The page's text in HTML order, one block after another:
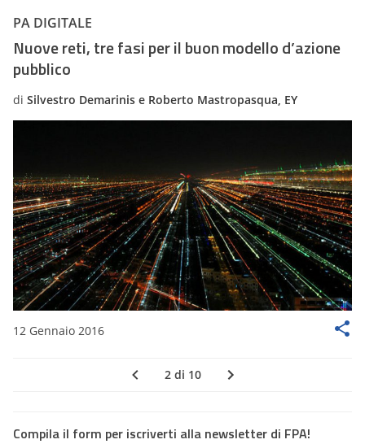
PA DIGITALE
Nuove reti, tre fasi per il buon modello d’azione
pubblico
di Silvestro Demarinis e Roberto Mastropasqua, EY
12 Gennaio 2016
2 di 10
Compila il form per iscriverti alla newsletter di FPA!